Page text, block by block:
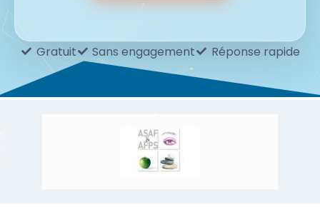
Gratuit Sans engagement Réponse rapide